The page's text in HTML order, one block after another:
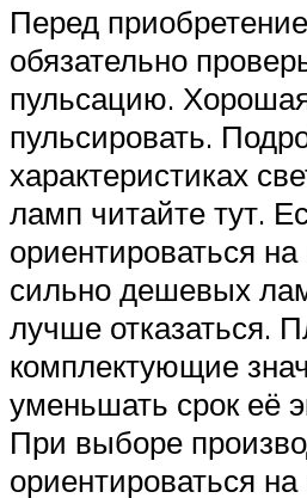
Перед
обязательно
пульсацию.
пульсировать.
характеристиках
ламп читайте тут.
ориентироваться на
сильно дешевых
лучше отказаться.
комплектующие
уменьшать срок её
При выборе
ориентироваться